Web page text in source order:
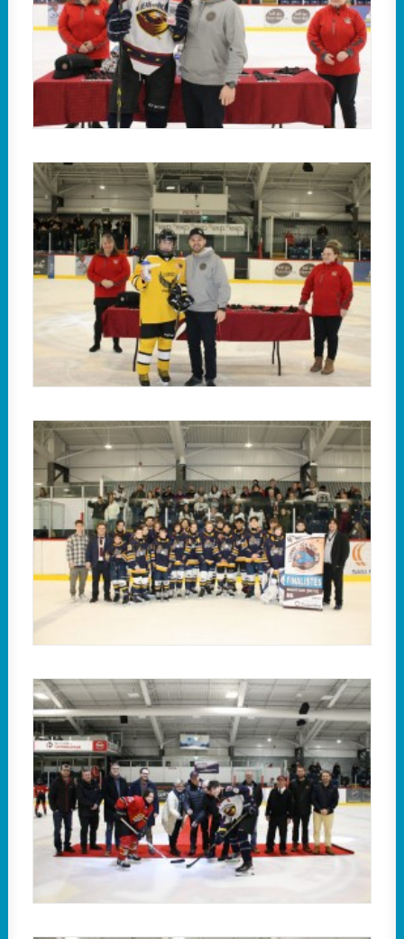
Catégorie A : Du côté des Aigles 3, Loïc Bernier a
été nommé joueur défensif.
Classe B : Le titre de joueur défensif est revenu
Nathan Fortin des Condors.
L'équipe finaliste de la catégorie B, les
Commandeurs de Lévis.
Plusieurs partenaires étaient réunis lors de
l'ouverture officielle du tournoi, le 13 janvier 2023.